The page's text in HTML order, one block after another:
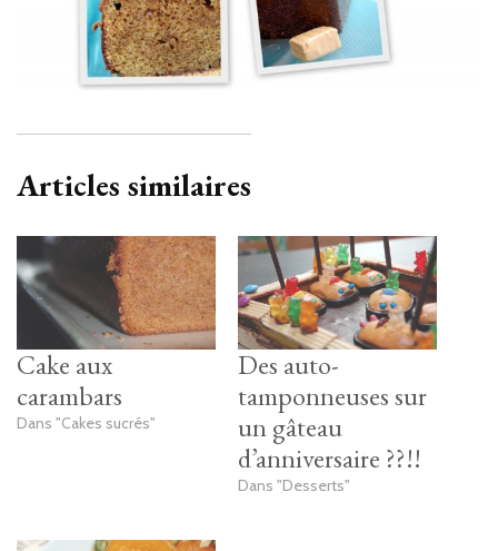
Articles similaires
Cake aux
carambars
Dans "Cakes sucrés"
Des auto-
tamponneuses sur
un gâteau
d’anniversaire ??!!
Dans "Desserts"